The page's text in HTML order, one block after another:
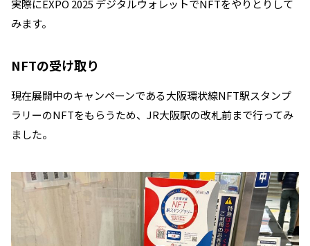
実際にEXPO 2025 デジタルウォレットでNFTをやりとりして
みます。
NFTの受け取り
現在展開中のキャンペーンである大阪環状線NFT駅スタンプ
ラリーのNFTをもらうため、JR大阪駅の改札前まで行ってみ
ました。